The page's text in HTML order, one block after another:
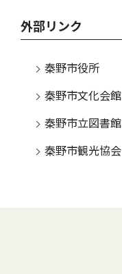
外部リンク
秦野市役所
秦野市文化会館
秦野市立図書館
秦野市観光協会